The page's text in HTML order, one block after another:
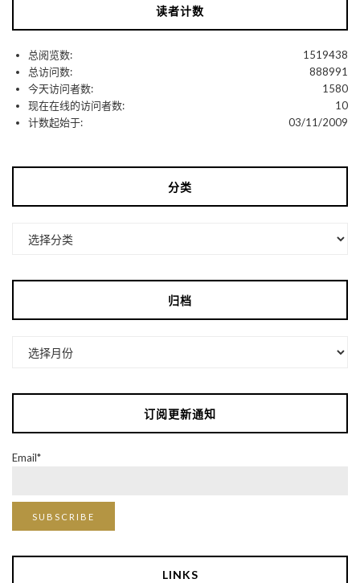
读者计数
1519438
总阅览数:
888991
总访问数:
1580
今天访问者数:
10
现在在线的访问者数:
03/11/2009
计数起始于:
分类
归档
订阅更新通知
Email*
LINKS